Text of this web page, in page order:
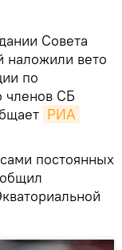
Совета
наложили вето
по
членов СБ
РИА
постоянных